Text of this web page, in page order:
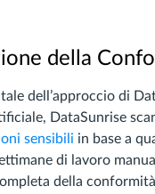
della
dell’approccio di
DataSunrise
sensibili in base a
di lavoro
della